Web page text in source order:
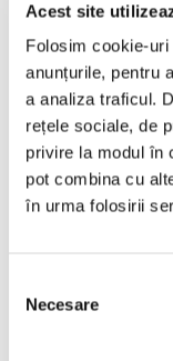
Acest site
Folosim cookie-
anunțurile, pentru
a analiza traficul.
rețele sociale, de
privire la modul în
pot combina cu
în urma folosirii
consimțământului
Necesare
Tablou
timpul
pariziene
23 Iunie 2026